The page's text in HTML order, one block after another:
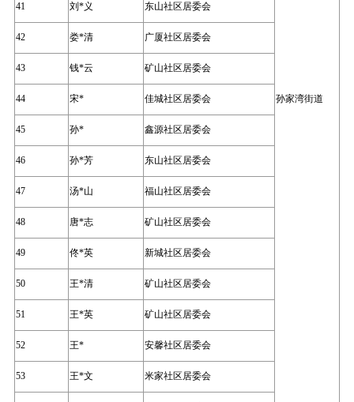
孙家湾街道
41 刘*义 东山社区居委会
42 娄*清 广厦社区居委会
43 钱*云 矿山社区居委会
44 宋* 佳城社区居委会
45 孙* 鑫源社区居委会
46 孙*芳 东山社区居委会
47 汤*山 福山社区居委会
48 唐*志 矿山社区居委会
49 佟*英 新城社区居委会
50 王*清 矿山社区居委会
51 王*英 矿山社区居委会
52 王* 安馨社区居委会
53 王*文 米家社区居委会